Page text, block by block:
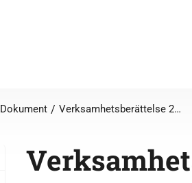
Dokument / Verksamhetsberättelse 2020